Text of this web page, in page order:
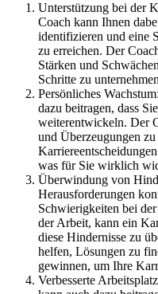
Unterstützung bei der
Coach kann Ihnen
identifizieren und eine
zu erreichen. Der
Stärken und
Schritte zu
Persönliches
dazu beitragen, dass
weiterentwickeln. Der
und Überzeugungen
was für Sie wirklich
Überwindung von
Herausforderungen
Schwierigkeiten bei
der Arbeit, kann ein
diese Hindernisse zu
helfen, Lösungen zu
gewinnen, um Ihre
Verbesserte